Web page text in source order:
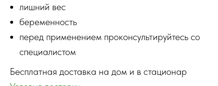
лишний вес
беременность
перед применением проконсультируйтесь со
специалистом
Бесплатная доставка на дом и в стационар